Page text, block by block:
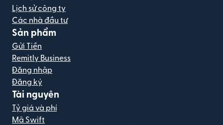
Lịch sử công ty
Các nhà đầu tư
Sản phẩm
Gửi Tiền
Remitly Business
Đăng nhập
Đăng ký
Tài nguyên
Tỷ giá và phí
Mã Swift